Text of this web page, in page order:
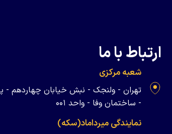
ارتباط با ما
شعبه مرکزی
- ساختمان وفا - واحد ۰۰۱
نمایندگی میرداماد(سکه)